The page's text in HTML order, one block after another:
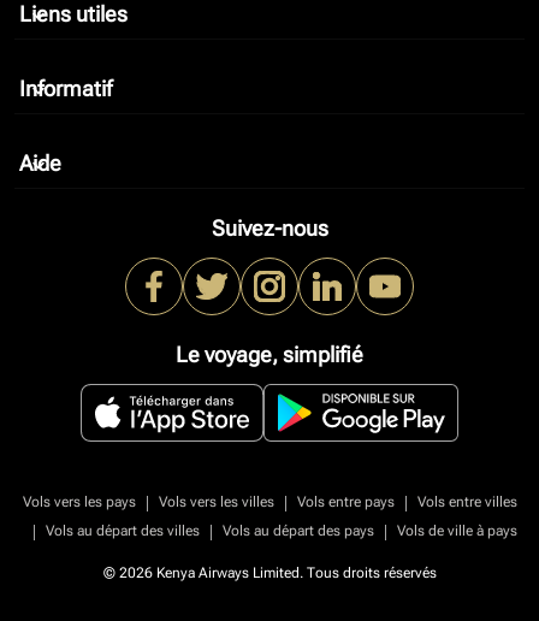
Liens utiles
keyboard_arrow_down
Informatif
keyboard_arrow_down
Aide
keyboard_arrow_down
Suivez-nous
Le voyage, simplifié
Vols vers les pays | Vols vers les villes | Vols entre pays |
Vols entre villes
|
Vols au départ des villes | Vols au départ des pays | Vols de ville à pays
© 2026 Kenya Airways Limited. Tous droits réservés